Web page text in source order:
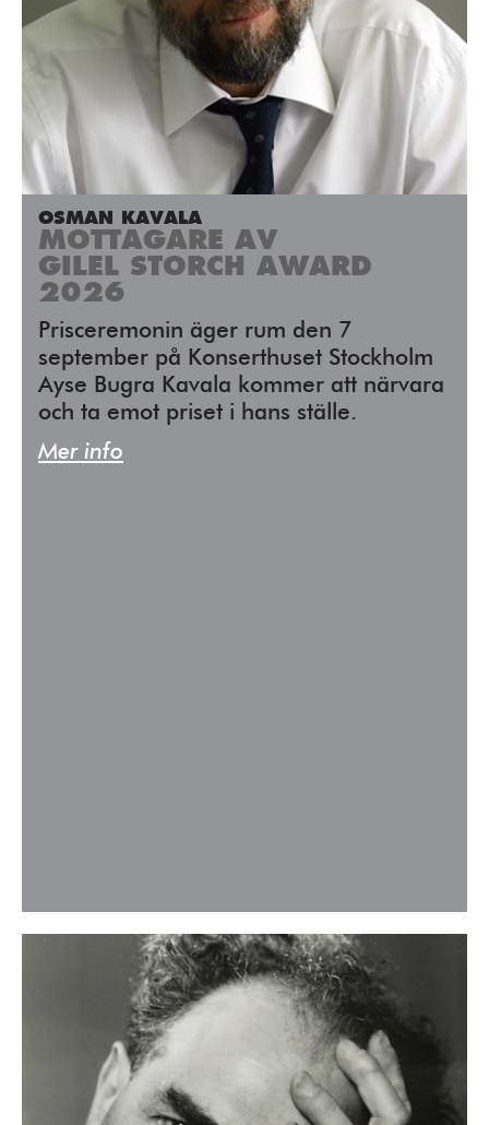
OSMAN KAVALA
MOTTAGARE AV
GILEL STORCH AWARD
2026
Prisceremonin äger rum den 7
september på Konserthuset Stockholm
Ayse Bugra Kavala kommer att närvara
och ta emot priset i hans ställe.
Mer info